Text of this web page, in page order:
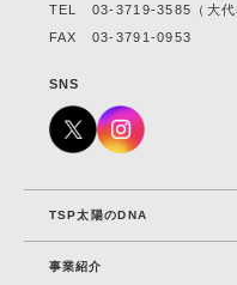
TEL 03-3719-3585
（大代
FAX 03-3791-0953
SNS
TSP太陽のDNA
事業紹介